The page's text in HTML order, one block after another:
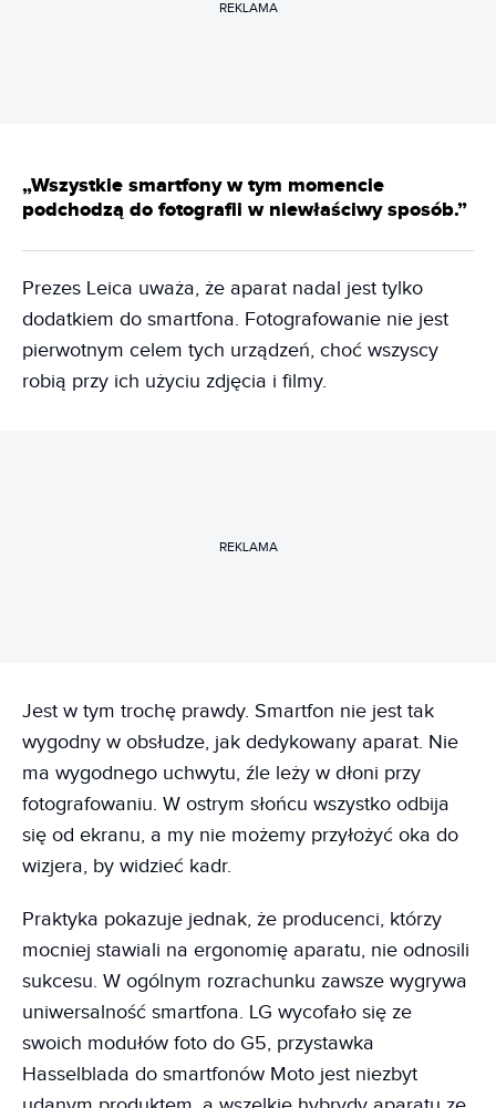
REKLAMA
„Wszystkie smartfony w tym momencie
podchodzą do fotografii w niewłaściwy sposób.”
Prezes Leica uważa, że aparat nadal jest tylko
dodatkiem do smartfona. Fotografowanie nie jest
pierwotnym celem tych urządzeń, choć wszyscy
robią przy ich użyciu zdjęcia i filmy.
REKLAMA
Jest w tym trochę prawdy. Smartfon nie jest tak
wygodny w obsłudze, jak dedykowany aparat. Nie
ma wygodnego uchwytu, źle leży w dłoni przy
fotografowaniu. W ostrym słońcu wszystko odbija
się od ekranu, a my nie możemy przyłożyć oka do
wizjera, by widzieć kadr.
Praktyka pokazuje jednak, że producenci, którzy
mocniej stawiali na ergonomię aparatu, nie odnosili
sukcesu. W ogólnym rozrachunku zawsze wygrywa
uniwersalność smartfona. LG wycofało się ze
swoich modułów foto do G5, przystawka
Hasselblada do smartfonów Moto jest niezbyt